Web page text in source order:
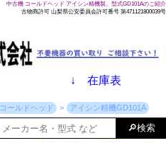
中古機 コールドヘッド アイシン精機製、型式GD101Aのご紹介
古物商許可 山梨県公安委員会許可番号 第471121800039号
↓ 在庫表
コールドヘッド アイシン精機GD101A